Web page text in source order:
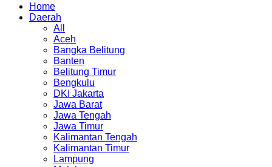
Home
Daerah
All
Aceh
Bangka Belitung
Banten
Belitung Timur
Bengkulu
DKI Jakarta
Jawa Barat
Jawa Tengah
Jawa Timur
Kalimantan Tengah
Kalimantan Timur
Lampung